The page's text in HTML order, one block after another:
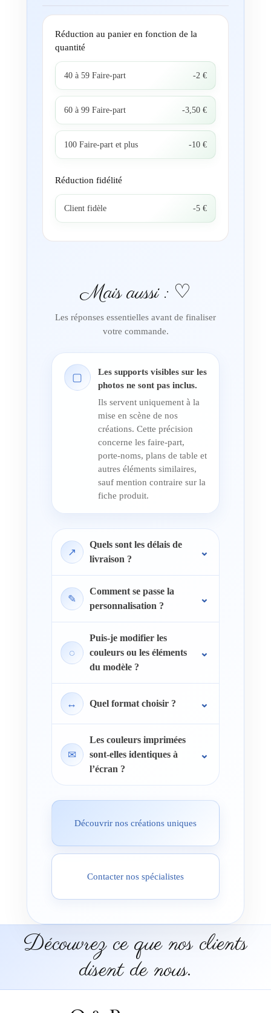
Réduction au panier en fonction de la
quantité
40 à 59 Faire-part -2 €
60 à 99 Faire-part -3,50 €
100 Faire-part et plus -10 €
Réduction fidélité
Client fidèle -5 €
Mais aussi : ♡
Les réponses essentielles avant de finaliser
votre commande.
▢
Les supports visibles sur les
photos ne sont pas inclus.
Ils servent uniquement à la
mise en scène de nos
créations. Cette précision
concerne les faire-part,
porte-noms, plans de table et
autres éléments similaires,
sauf mention contraire sur la
fiche produit.
↗
Quels sont les délais de
livraison ?
✎
Comment se passe la
personnalisation ?
◌
Puis-je modifier les
couleurs ou les éléments
du modèle ?
↔ Quel format choisir ?
✉
Les couleurs imprimées
sont-elles identiques à
l’écran ?
Découvrir nos créations uniques
Contacter nos spécialistes
Découvrez ce que nos clients
disent de nous.